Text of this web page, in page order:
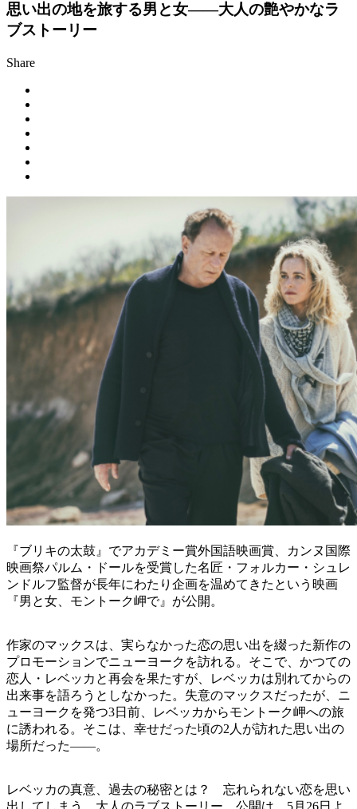
思い出の地を旅する男と女――大人の艶やかなラ
ブストーリー
Share
『ブリキの太鼓』でアカデミー賞外国語映画賞、カンヌ国際
映画祭パルム・ドールを受賞した名匠・フォルカー・シュレ
ンドルフ監督が長年にわたり企画を温めてきたという映画
『男と女、モントーク岬で』が公開。
作家のマックスは、実らなかった恋の思い出を綴った新作の
プロモーションでニューヨークを訪れる。そこで、かつての
恋人・レベッカと再会を果たすが、レベッカは別れてからの
出来事を語ろうとしなかった。失意のマックスだったが、ニ
ューヨークを発つ3日前、レベッカからモントーク岬への旅
に誘われる。そこは、幸せだった頃の2人が訪れた思い出の
場所だった――。
レベッカの真意、過去の秘密とは？ 忘れられない恋を思い